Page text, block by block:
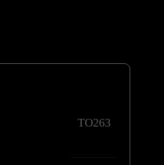
TO263